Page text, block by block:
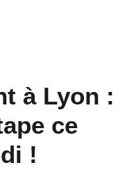
à Lyon :
ce
!